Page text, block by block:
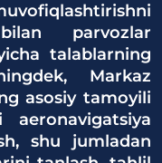
parvozlar
talablarning
Markaz
asosiy tamoyili
aeronavigatsiya
shu jumladan